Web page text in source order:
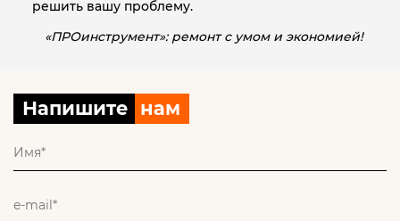
решить вашу проблему.
«ПРОинструмент»: ремонт с умом и экономией!
Напишите нам